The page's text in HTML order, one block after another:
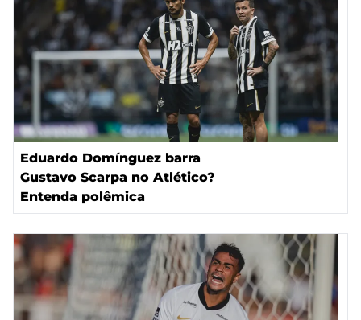
Eduardo Domínguez barra
Gustavo Scarpa no Atlético?
Entenda polêmica